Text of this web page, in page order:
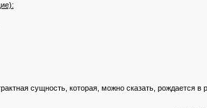
сущность, которая, можно сказать,